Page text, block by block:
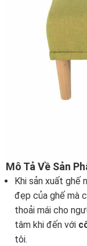
Mô Tả Về Sản
Khi sản xuất ghế
đẹp của ghế mà
thoải mái cho
tâm khi đến với
tôi.